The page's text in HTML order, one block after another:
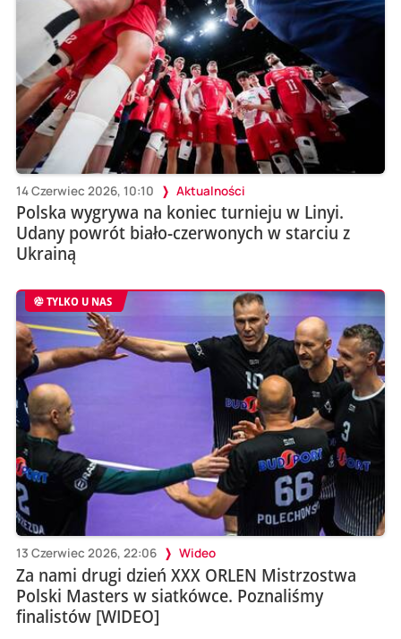
14 Czerwiec 2026, 10:10 Aktualności
Polska wygrywa na koniec turnieju w Linyi.
Udany powrót biało-czerwonych w starciu z
Ukrainą
TYLKO U NAS
13 Czerwiec 2026, 22:06 Wideo
Za nami drugi dzień XXX ORLEN Mistrzostwa
Polski Masters w siatkówce. Poznaliśmy
finalistów [WIDEO]